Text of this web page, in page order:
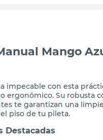
Mango
impecable con esta
ergonómico. Su robusta
te garantizan una
piso de tu pileta.
Destacadas